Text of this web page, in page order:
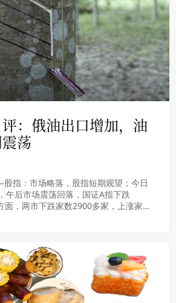
：俄油出口增加，油
荡
指：市场略落，股指短期观望；今日
午后市场震荡回落，国证A指下跌
面，两市下跌家数2900多家，上涨家数